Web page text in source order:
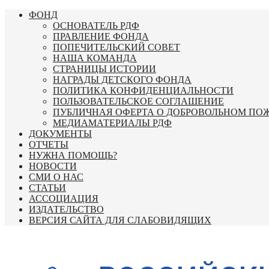
Перейти
содержимому
ФОНД
ОСНОВАТЕЛЬ РДФ
ПРАВЛЕНИЕ ФОНДА
ПОПЕЧИТЕЛЬСКИЙ СОВЕТ
НАША КОМАНДА
СТРАНИЦЫ ИСТОРИИ
НАГРАДЫ ДЕТСКОГО ФОНДА
ПОЛИТИКА КОНФИДЕНЦИАЛЬНОСТИ
ПОЛЬЗОВАТЕЛЬСКОЕ СОГЛАШЕНИЕ
ПУБЛИЧНАЯ ОФЕРТА О ДОБРОВОЛЬНОМ
МЕДИАМАТЕРИАЛЫ РДФ
ДОКУМЕНТЫ
ОТЧЕТЫ
НУЖНА ПОМОЩЬ?
НОВОСТИ
СМИ О НАС
СТАТЬИ
АССОЦИАЦИЯ
ИЗДАТЕЛЬСТВО
ВЕРСИЯ САЙТА ДЛЯ СЛАБОВИДЯЩИХ